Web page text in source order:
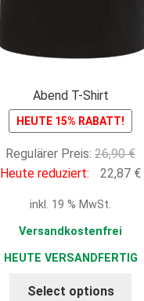
Abend T-Shirt
HEUTE 15% RABATT!
Regulärer Preis: 26,90€
Heute reduziert: 22,87 €
inkl. 19 % MwSt.
Versandkostenfrei
HEUTE VERSANDFERTIG
Select options